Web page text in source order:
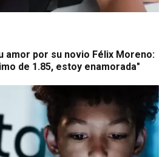
amor por su novio Félix Moreno:
de 1.85, estoy enamorada"